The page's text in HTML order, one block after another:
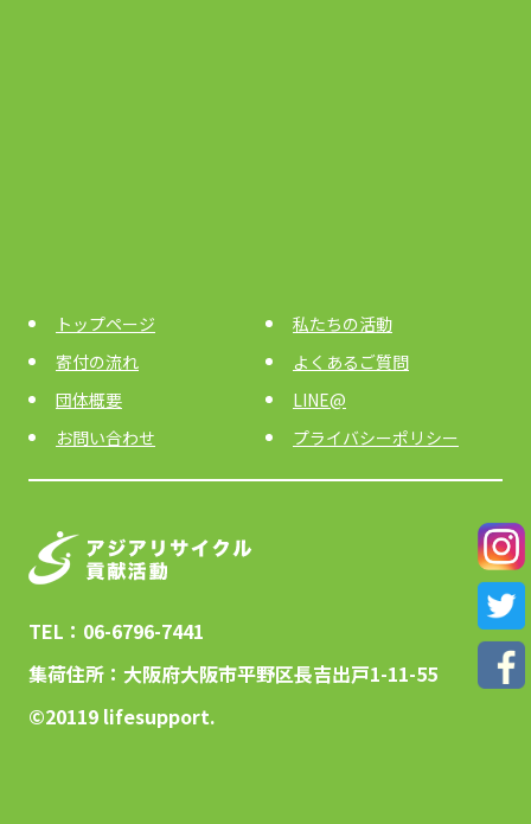
トップページ
私たちの活動
寄付の流れ
よくあるご質問
団体概要
LINE@
お問い合わせ
プライバシーポリシー
TEL：06-6796-7441
集荷住所：大阪府大阪市平野区長吉出戸1-11-55
©︎20119 lifesupport.